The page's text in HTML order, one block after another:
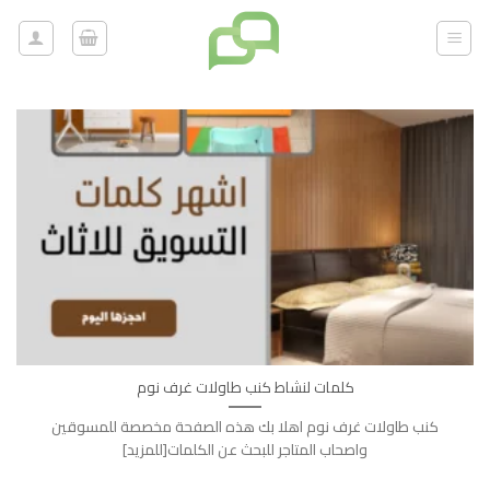
تخطي
للمحتوى
كلمات لنشاط كنب طاولات غرف نوم
كنب طاولات غرف نوم اهلا بك هذه الصفحة مخصصة للمسوقين
واصحاب المتاجر للبحث عن الكلمات[للمزيد]